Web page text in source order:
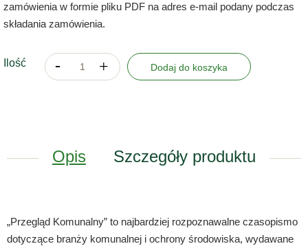
zamówienia w formie pliku PDF na adres e-mail podany podczas
składania zamówienia.
Ilość Dodaj do koszyka
Opis Szczegóły produktu
„Przegląd Komunalny” to najbardziej rozpoznawalne czasopismo
dotyczące branży komunalnej i ochrony środowiska, wydawane